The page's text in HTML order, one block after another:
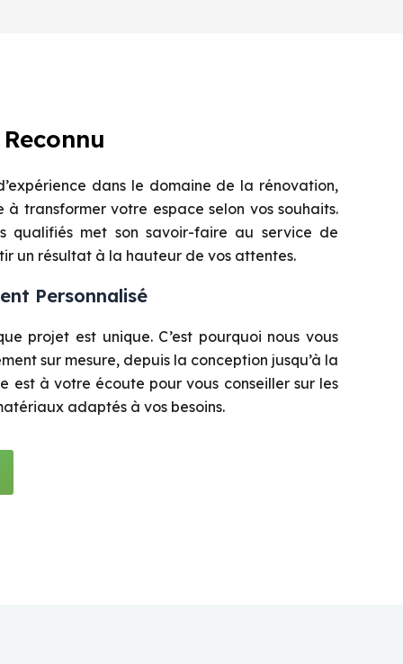
dans le domaine de la rénovation,
à transformer votre espace selon vos souhaits.
qualifiés met son savoir-faire au service de
un résultat à la hauteur de vos attentes.
Personnalisé
projet est unique. C’est pourquoi nous vous
sur mesure, depuis la conception jusqu’à la
est à votre écoute pour vous conseiller sur les
adaptés à vos besoins.